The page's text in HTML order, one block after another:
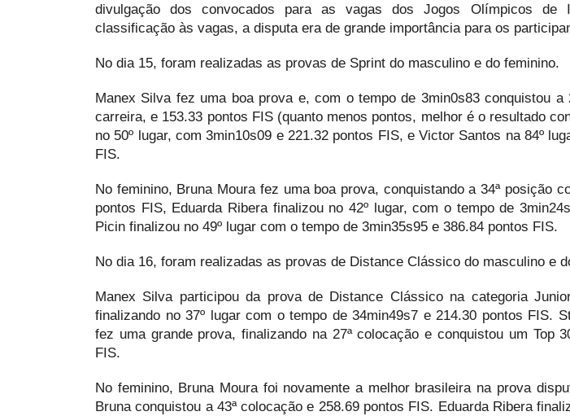
divulgação dos convocados para as vagas dos Jogos Olímpicos de
classificação às vagas, a disputa era de grande importância para os
No dia 15, foram realizadas as provas de Sprint do masculino e do feminino.
Manex Silva fez uma boa prova e, com o tempo de 3min0s83 conquistou a
carreira, e 153.33 pontos FIS (quanto menos pontos, melhor é o resultado
no 50º lugar, com 3min10s09 e 221.32 pontos FIS, e Victor Santos na 84º
FIS.
No feminino, Bruna Moura fez uma boa prova, conquistando a 34ª posição
pontos FIS, Eduarda Ribera finalizou no 42º lugar, com o tempo de
Picin finalizou no 49º lugar com o tempo de 3min35s95 e 386.84 pontos FIS.
No dia 16, foram realizadas as provas de Distance Clássico do masculino e
Manex Silva participou da prova de Distance Clássico na categoria
finalizando no 37º lugar com o tempo de 34min49s7 e 214.30 pontos FIS.
fez uma grande prova, finalizando na 27ª colocação e conquistou um Top
FIS.
No feminino, Bruna Moura foi novamente a melhor brasileira na prova
Bruna conquistou a 43ª colocação e 258.69 pontos FIS. Eduarda Ribera